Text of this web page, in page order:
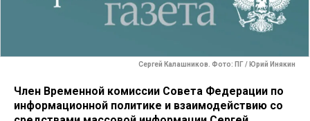
Сергей Калашников. Фото: ПГ / Юрий Инякин
Член Временной комиссии Совета Федерации по
информационной политике и взаимодействию со